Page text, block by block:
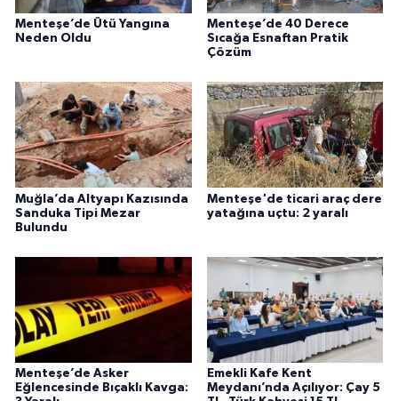
Menteşe’de Ütü Yangına
Neden Oldu
Menteşe’de 40 Derece
Sıcağa Esnaftan Pratik
Çözüm
Muğla’da Altyapı Kazısında
Sanduka Tipi Mezar
Bulundu
Menteşe'de ticari araç dere
yatağına uçtu: 2 yaralı
Menteşe’de Asker
Eğlencesinde Bıçaklı Kavga:
Emekli Kafe Kent
Meydanı’nda Açılıyor: Çay 5